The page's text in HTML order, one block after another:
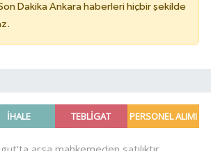
Dakika Ankara haberleri hiçbir şekilde